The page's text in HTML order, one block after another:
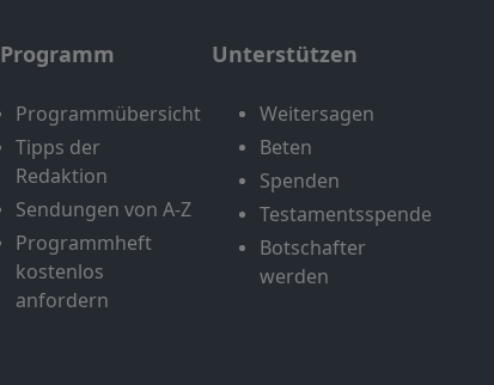
Programmübersicht
Tipps der
Redaktion
Sendungen von A-Z
Programmheft
kostenlos
anfordern
Unterstützen
Weitersagen
Beten
Spenden
Testamentsspende
Botschafter
werden